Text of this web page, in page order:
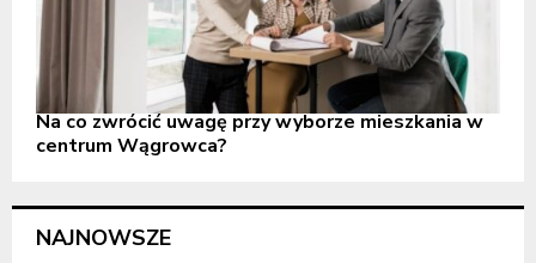
Na co zwrócić uwagę przy wyborze mieszkania w
centrum Wągrowca?
NAJNOWSZE